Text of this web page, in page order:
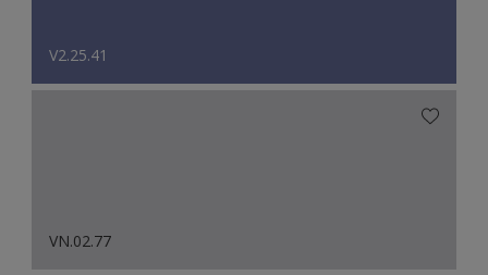
V2.25.41
VN.02.77